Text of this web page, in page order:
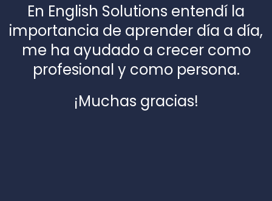
En English Solutions entendí la
importancia de aprender día a día,
me ha ayudado a crecer como
profesional y como persona.
¡Muchas gracias!